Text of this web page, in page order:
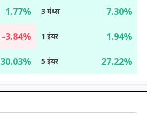
1.77% 3 मंथ्स 7.30%
-3.84% 1 ईयर 1.94%
30.03% 5 ईयर 27.22%